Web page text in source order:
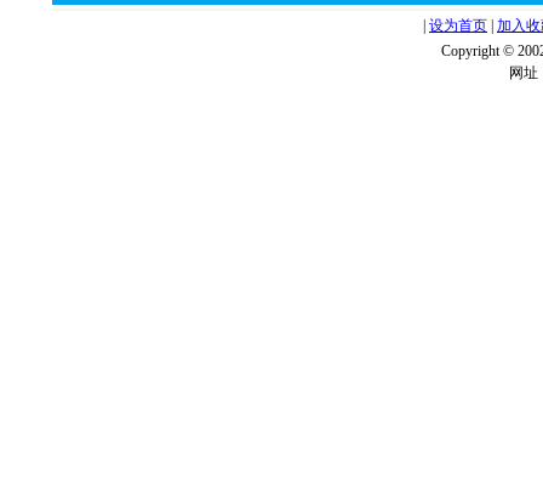
设为首页 加入
Copyright ©
网址